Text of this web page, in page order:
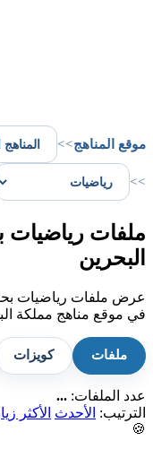
موقع المناهج>>
>>
ملفات
البحرين
عرض ملفات رياضيات
في موقع مناهج مملكة
ملفات كويزات
عدد الملفات: ...
الترتيب:
الأحدث
الأكثر
🍪